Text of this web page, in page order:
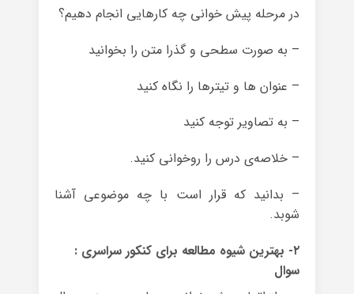
در مرحله پیش خوانی چه کارهایی انجام دهیم؟
– به صورت سطحی و گذرا متن را بخوانید
– عنوان ها و تیترها را نگاه کنید
– به تصاویر توجه کنید
– خلاصه‌ی درس را روخوانی کنید.
– بدانید که قرار است با چه موضوعی آشنا
شوبد.
۲- بهترین شیوه مطالعه برای کنکور سراسری :
سوال